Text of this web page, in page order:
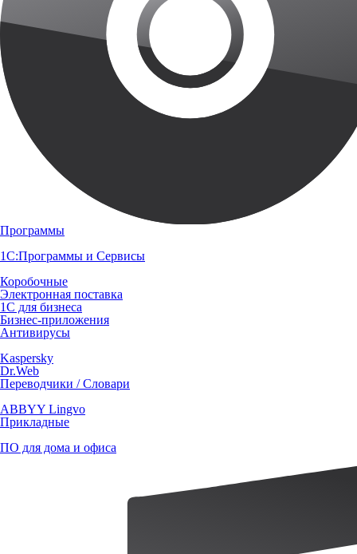
Программы
1С:Программы и Сервисы
Коробочные
Электронная поставка
1С для бизнеса
Бизнес-приложения
Антивирусы
Kaspersky
Dr.Web
Переводчики / Словари
ABBYY Lingvo
Прикладные
ПО для дома и офиса